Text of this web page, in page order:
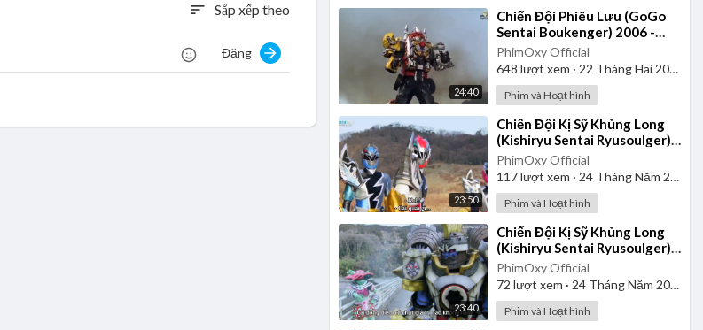
24:40
⁣Chiến Đội Phiêu Lưu (GoGo
Sentai Boukenger) 2006 -
Tập 1 | Vietsub
PhimOxy Official
648 lượt xem · 22 Tháng Hai 2025
Phim và Hoạt hình
23:50
⁣Chiến Đội Kị Sỹ Khủng Long
(Kishiryu Sentai Ryusoulger)
2019 - Tập 1 | Vietsub
PhimOxy Official
117lượt xem · 24 Tháng Năm 2025
Phim và Hoạt hình
23:40
⁣Chiến Đội Kị Sỹ Khủng Long
(Kishiryu Sentai Ryusoulger)
2019 - Tập 2 | Vietsub
PhimOxy Official
72 lượt xem · 24 Tháng Năm 2025
Phim và Hoạt hình
sort Sắp xếp theo
Đăng